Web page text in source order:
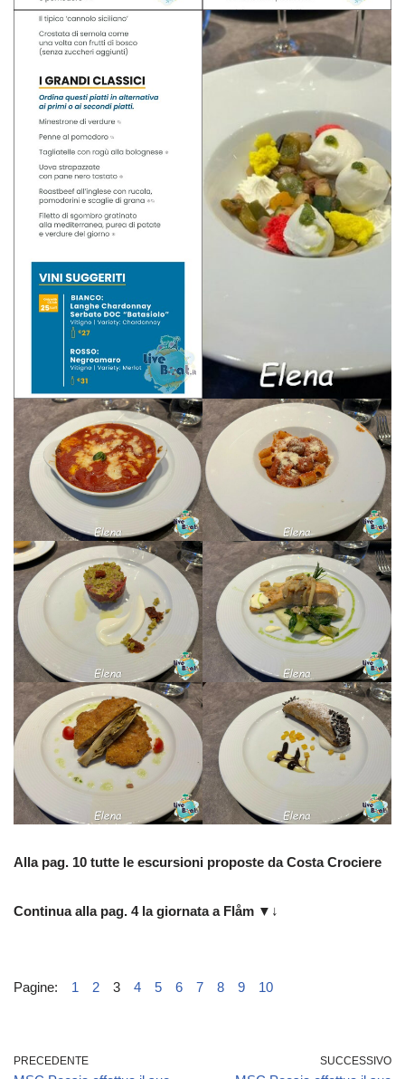
Alla pag. 10 tutte le escursioni proposte da Costa Crociere
Continua alla pag. 4 la giornata a Flåm ▼↓
Pagine: 1 2 3 4 5 6 7 8 9 10
PRECEDENTE SUCCESSIVO